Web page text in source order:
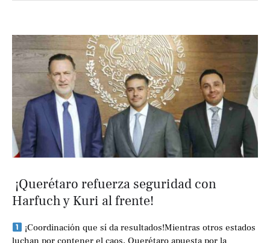
️ ¡Querétaro refuerza seguridad con
Harfuch y Kuri al frente!
¡Coordinación que sí da resultados!Mientras otros estados